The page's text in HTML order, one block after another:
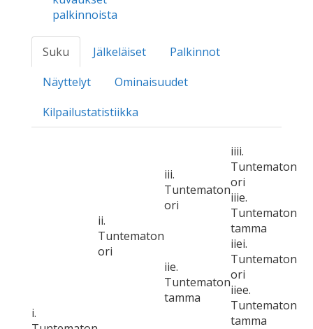
palkinnoista
Suku Jälkeläiset
Palkinnot
Näyttelyt
Ominaisuudet
Kilpailustatistiikka
i.
ii.
Tuntematon
ori
iii.
Tuntematon
ori
iiii.
Tuntematon
ori
iiie.
Tuntematon
tamma
iie.
Tuntematon
tamma
iiei.
Tuntematon
ori
iiee.
Tuntematon
tamma